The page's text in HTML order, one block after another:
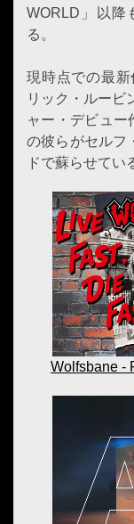
WORLD」以降
る。
現時点での最新
リック・ルービ
ャー・デビュー
の彼らがセルフ
ドで蘇らせてい
Wolfsbane -